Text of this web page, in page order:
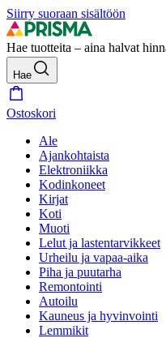
Siirry suoraan sisältöön
Hae tuotteita – aina halvat
Hae
Ostoskori
Ale
Ajankohtaista
Elektroniikka
Kodinkoneet
Kirjat
Koti
Muoti
Lelut ja lastentarvikkeet
Urheilu ja vapaa-aika
Piha ja puutarha
Remontointi
Autoilu
Kauneus ja hyvinvointi
Lemmikit